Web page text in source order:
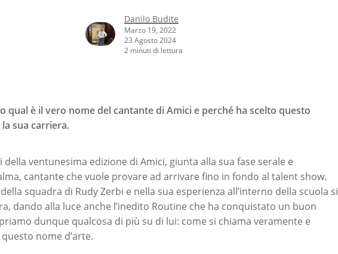
Danilo Budite
Marzo 19, 2022
23 Agosto 2024
2 minuti di lettura
qual è il vero nome del cantante di Amici e perché ha scelto questo
sua carriera.
ventunesima edizione di Amici, giunta alla sua fase serale e
cantante che vuole provare ad arrivare fino in fondo al talent show.
squadra di Rudy Zerbi e nella sua esperienza all’interno della scuola si
dando alla luce anche l’inedito Routine che ha conquistato un buon
dunque qualcosa di più su di lui: come si chiama veramente e
nome d’arte.